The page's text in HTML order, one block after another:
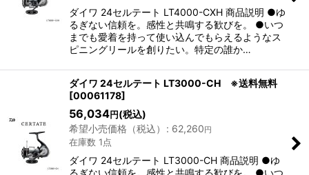
ダイワ 24セルテート LT4000-CXH 商品説明 ●ゆ
るぎない信頼を。感性と共鳴する歓びを。 ●いつ
までも愛着を持って使い込んでもらえるようなス
ピニングリールを創りたい。特定の誰か…
ダイワ 24セルテート LT3000-CH ※送料無料
[00061178]
56,034円 (税込)
希望小売価格（税込）
: 62,260円
在庫数 1点
ダイワ 24セルテート LT3000-CH 商品説明 ●ゆ
るぎない信頼を。感性と共鳴する歓びを。 ●いつ